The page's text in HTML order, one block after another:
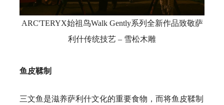
ARC'TERYX始祖鸟Walk Gently系列全新作品致敬萨
利什传统技艺 – 雪松木雕
鱼皮鞣制
三文鱼是滋养萨利什文化的重要食物，而将鱼皮鞣制